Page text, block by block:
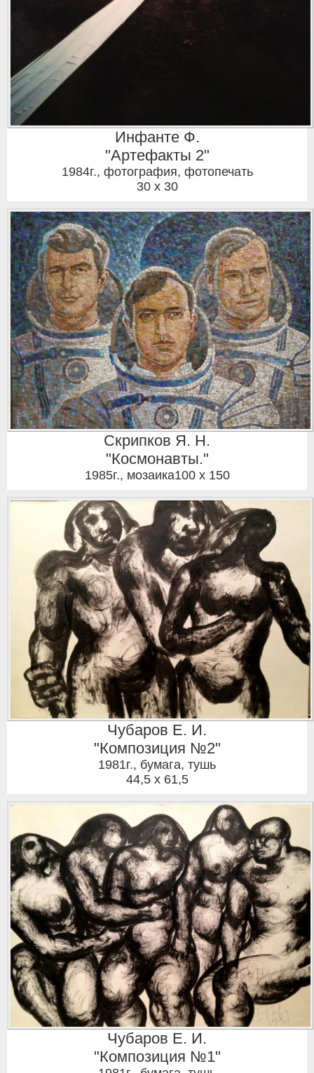
Инфанте Ф.
"Артефакты 2"
1984г., фотография, фотопечать
30 x 30
Скрипков Я. Н.
"Космонавты."
1985г., мозаика100 x 150
Чубаров Е. И.
"Композиция №2"
1981г., бумага, тушь
44,5 x 61,5
Чубаров Е. И.
"Композиция №1"